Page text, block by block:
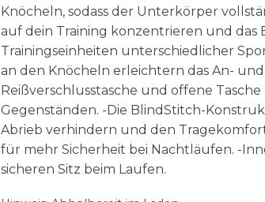
Knöcheln, sodass der Unterkörper
auf dein Training konzentrieren und das
Trainingseinheiten unterschiedlicher
an den Knöcheln erleichtern das An-
Reißverschlusstasche und offene
Gegenständen. -Die BlindStitch-
Abrieb verhindern und den
für mehr Sicherheit bei Nachtläufen. -
sicheren Sitz beim Laufen.